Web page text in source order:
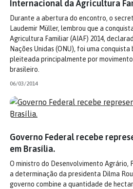
Internacional da Agricultura
Durante a abertura do encontro, o
Laudemir Müller, lembrou que a
Agricultura Familiar (AIAF) 2014,
Nações Unidas (ONU), foi uma
pleiteada principalmente por
brasileiro.
06/03/2014
Governo Federal recebe
em Brasília.
O ministro do Desenvolvimento Agrário,
a determinação da presidenta Dilma
governo combine a quantidade de